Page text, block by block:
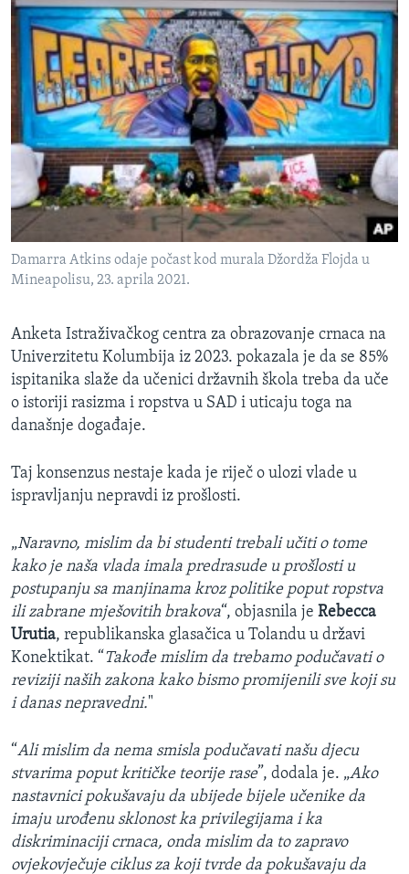
Damarra Atkins odaje počast kod murala Džordža Flojda u
Mineapolisu, 23. aprila 2021.
Anketa Istraživačkog centra za obrazovanje crnaca na
Univerzitetu Kolumbija iz 2023. pokazala je da se 85%
ispitanika slaže da učenici državnih škola treba da uče
o istoriji rasizma i ropstva u SAD i uticaju toga na
današnje događaje.
Taj konsenzus nestaje kada je riječ o ulozi vlade u
ispravljanju nepravdi iz prošlosti.
„Naravno, mislim da bi studenti trebali učiti o tome
kako je naša vlada imala predrasude u prošlosti u
postupanju sa manjinama kroz politike poput ropstva
ili zabrane mješovitih brakova“, objasnila je Rebecca
Urutia, republikanska glasačica u Tolandu u državi
Konektikat. “Takođe mislim da trebamo podučavati o
reviziji naših zakona kako bismo promijenili sve koji su
i danas nepravedni."
“Ali mislim da nema smisla podučavati našu djecu
stvarima poput kritičke teorije rase”, dodala je. „Ako
nastavnici pokušavaju da ubijede bijele učenike da
imaju urođenu sklonost ka privilegijama i ka
diskriminaciji crnaca, onda mislim da to zapravo
ovjekovječuje ciklus za koji tvrde da pokušavaju da